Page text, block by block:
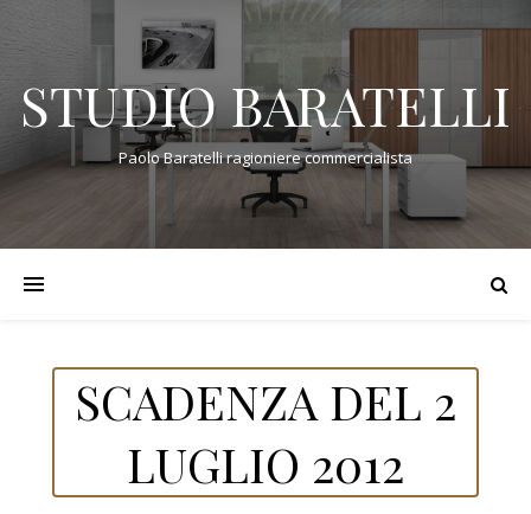
STUDIO BARATELLI
Paolo Baratelli ragioniere commercialista
SCADENZA DEL 2
LUGLIO 2012